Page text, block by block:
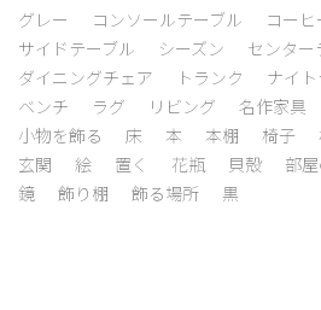
グレー
コンソールテーブル
コー
サイドテーブル
シーズン センター
ダイニングチェア
トランク ナイ
ベンチ
ラグ リビング 名作家具
小物を飾る
床 本 本棚 椅子
玄関
絵 置く 花瓶 貝殻 部
鏡
飾り棚 飾る場所 黒